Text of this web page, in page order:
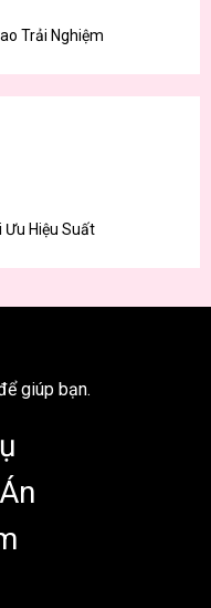
Trải Nghiệm
Hiệu Suất
giúp bạn.